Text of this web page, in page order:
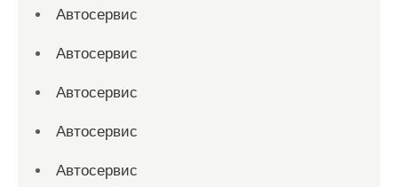
Автосервис
Автосервис
Автосервис
Автосервис
Автосервис